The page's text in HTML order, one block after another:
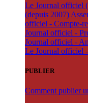
Le Journal officiel
(depuis 2007)
officiel - Compte-
Journal officiel -
Journal officiel -
Le Journal officiel
PUBLIER
Comment publier